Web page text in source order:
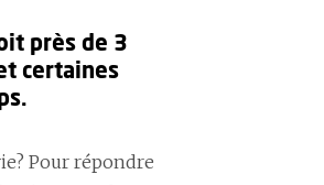
près de 3
certaines
Pour répondre